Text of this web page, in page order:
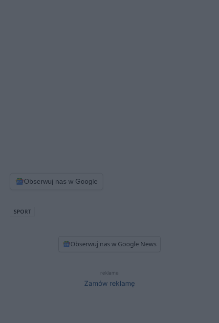
Obserwuj nas w Google
SPORT
Obserwuj nas w Google News
reklama
Zamów reklamę